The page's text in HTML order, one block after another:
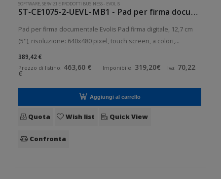
SOFTWARE, SERVIZI E PRODOTTI BUSINESS- EVOLIS
ST-CE1075-2-UEVL-MB1 - Pad per firma documentale Evolis
Pad per firma documentale Evolis Pad firma digitale, 12,7 cm
(5''), risoluzione: 640x480 pixel, touch screen, a colori,
connessione: USB (2.0), dimensioni (LxAxP): 191x180x15 mm,
0,36 kg, incl.: software (signoSign/2, CD), 1 licenza (1
postazione
389,42 €
Prezzo di listino: 463,60 € Imponibile: 319,20€ Iva: 70,22
€
Aggiungi al carrello
Quota Wish list Quick View
Confronta